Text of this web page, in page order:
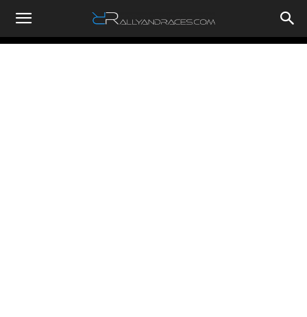
RallyandRaces.com